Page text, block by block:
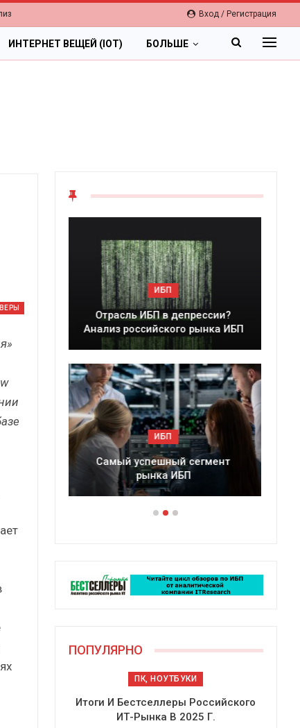
Вход / Регистрация
ИНТЕРНЕТ ВЕЩЕЙ (IOT) БОЛЬШЕ
ОБЛАКА
Цифровая экономика 2026.
Краткий статистический
сборник от…
ИБП
Подкосят ли глобальные угрозы
российский рынок ИБП?
ПОПУЛЯРНО
ПК, НОУТБУКИ
Итоги И Бестселлеры Российского
ИТ-Рынка В 2025 Г.